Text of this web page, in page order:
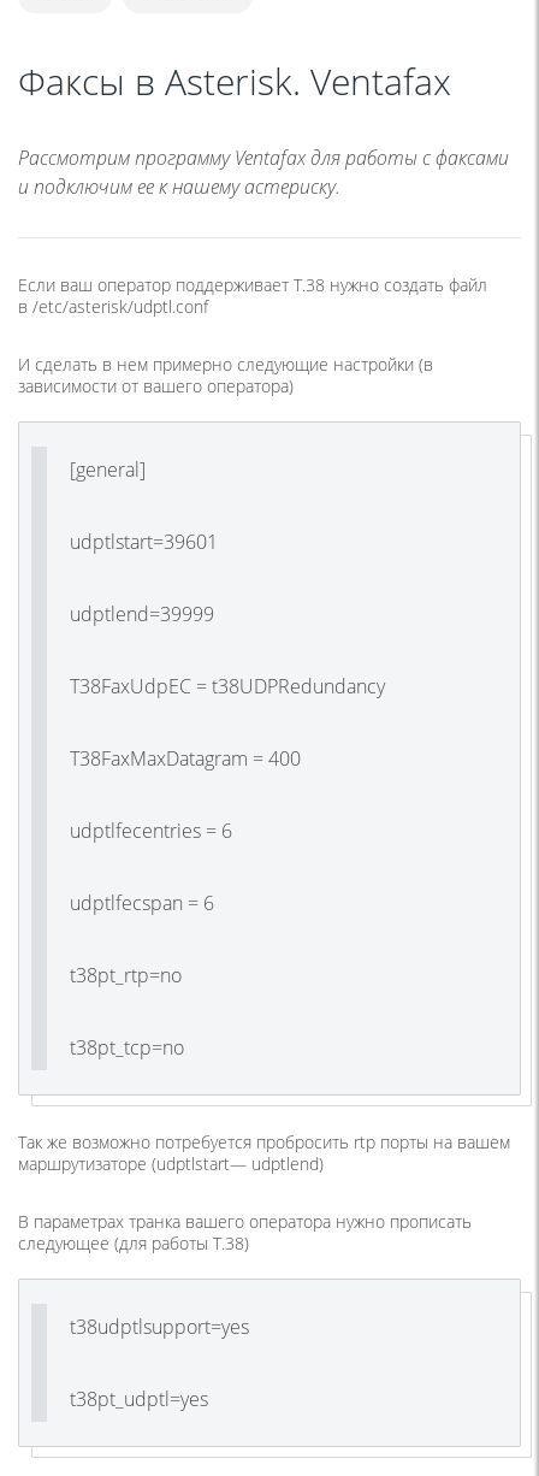
Факсы в Asterisk. Ventafax
Рассмотрим программу Ventafax для работы с факсами
и подключим ее к нашему астериску.
Если ваш оператор поддерживает T.38 нужно создать файл
в /etc/asterisk/udptl.conf
И сделать в нем примерно следующие настройки (в
зависимости от вашего оператора)
[general]
udptlstart=39601
udptlend=39999
T38FaxUdpEC = t38UDPRedundancy
T38FaxMaxDatagram = 400
udptlfecentries = 6
udptlfecspan = 6
t38pt_rtp=no
t38pt_tcp=no
Так же возможно потребуется пробросить rtp порты на вашем
маршрутизаторе (udptlstart— udptlend)
В параметрах транка вашего оператора нужно прописать
следующее (для работы T.38)
t38udptlsupport=yes
t38pt_udptl=yes